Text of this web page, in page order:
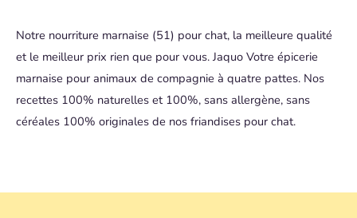
i
x
:
4
9
9
Notre nourriture marnaise (51) pour chat, la meilleure qualité
et le meilleur prix rien que pour vous. Jaquo Votre épicerie
marnaise pour animaux de compagnie à quatre pattes. Nos
recettes 100% naturelles et 100%, sans allergène, sans
céréales 100% originales de nos friandises pour chat.